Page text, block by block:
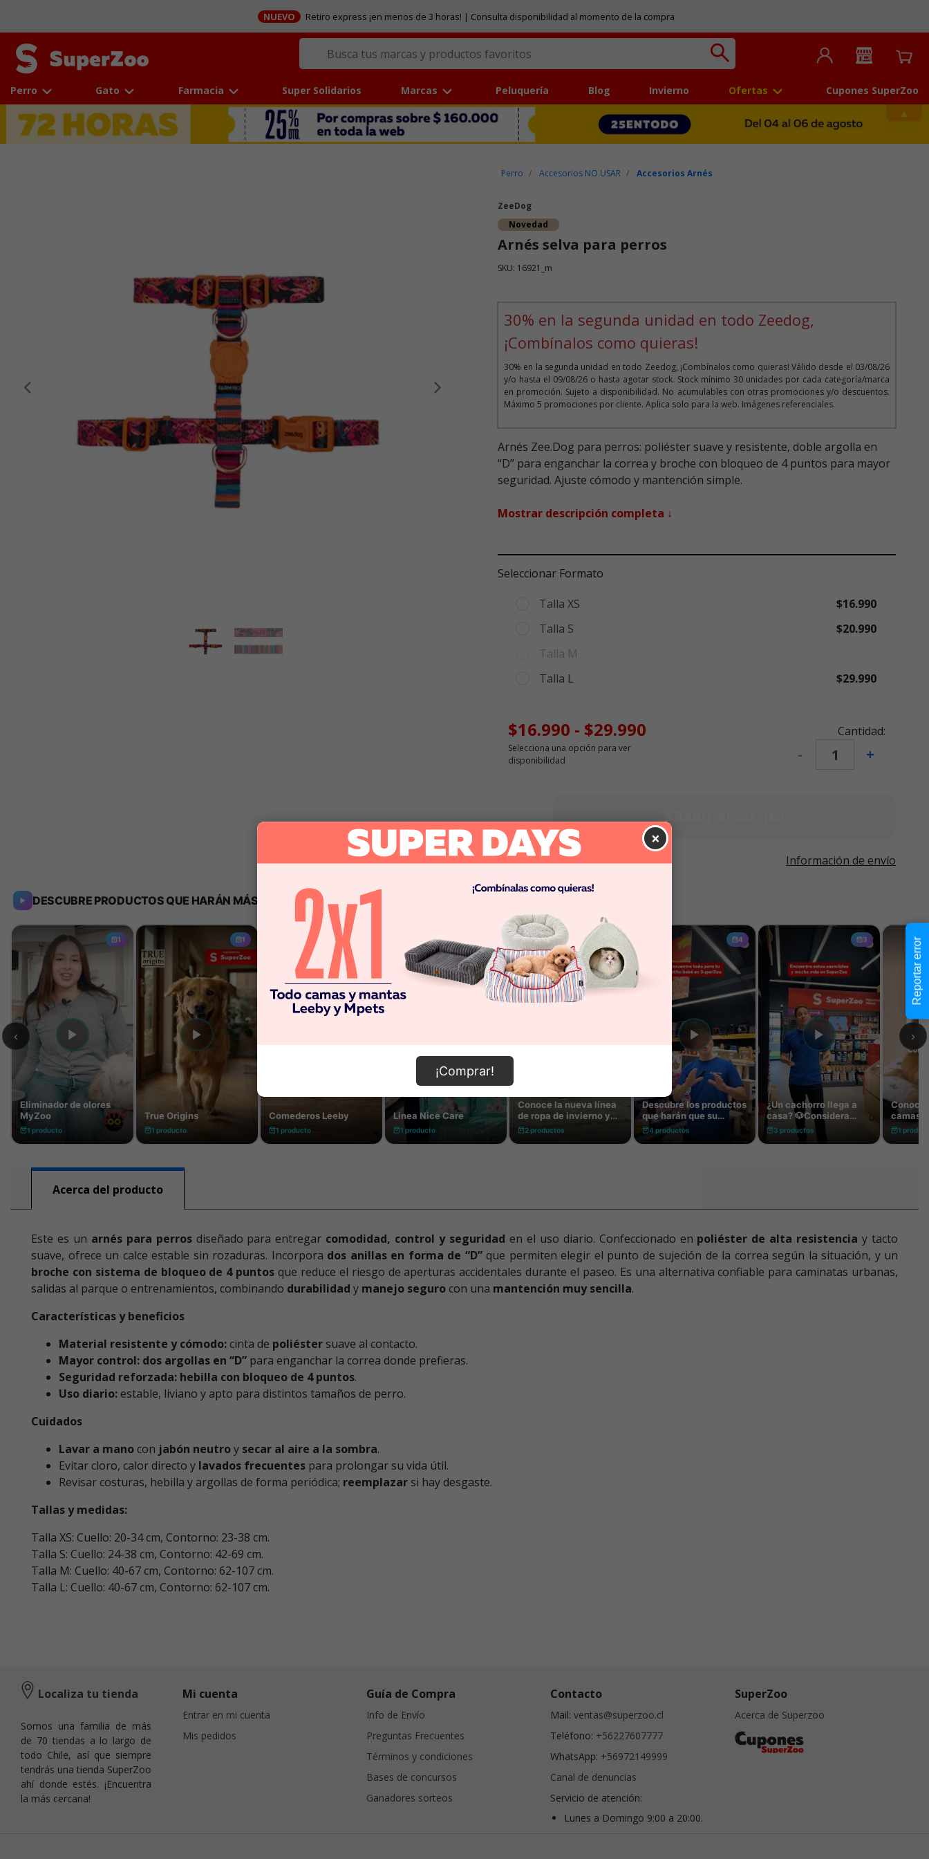
NUEVO Retiro express ¡en menos de 3 horas! | Consulta disponibilidad al momento de la compra
Perro Gato Farmacia Super Solidarios Marcas Peluquería Blog Invierno Ofertas Cupones SuperZoo
Anterior
Perro Accesorios NO USAR Accesorios Arnés
ZeeDog
Novedad
Arnés selva para perros
SKU: 16921_m
30% en la segunda unidad en todo Zeedog,
¡Combínalos como quieras!
30% en la segunda unidad en todo Zeedog, ¡Combínalos como quieras! Válido desde el 03/08/26
y/o hasta el 09/08/26 o hasta agotar stock. Stock mínimo 30 unidades por cada categoría/marca
en promoción. Sujeto a disponibilidad. No acumulables con otras promociones y/o descuentos.
Máximo 5 promociones por cliente. Aplica solo para la web. Imágenes referenciales.
Arnés Zee.Dog para perros: poliéster suave y resistente, doble argolla en
“D” para enganchar la correa y broche con bloqueo de 4 puntos para mayor
seguridad. Ajuste cómodo y mantención simple.
Mostrar descripción completa ↓
Seleccionar Formato
Talla XS
$16.990
Talla S
$20.990
Talla M
Talla L
$29.990
Cantidad:
- +
$16.990 - $29.990
Selecciona una opción para ver
disponibilidad
Información de envío
Acerca del producto
Este es un arnés para perrosdiseñado para entregar comodidad, control y seguridad en el uso diario. Confeccionado en poliéster de alta resistencia y tacto
suave, ofrece un calce estable sin rozaduras. Incorpora dos anillas en forma de “D”que permiten elegir el punto de sujeción de la correa según la situación, y un
broche con sistema de bloqueo de 4 puntos que reduce el riesgo de aperturas accidentales durante el paseo. Es una alternativa confiable para caminatas urbanas,
salidas al parque o entrenamientos, combinando durabilidad y manejo seguro con una mantención muy sencilla.
Características y beneficios
Material resistente y cómodo: cinta de poliéster suave al contacto.
Mayor control: dos argollas en “D” para enganchar la correa donde prefieras.
Seguridad reforzada: hebilla con bloqueo de 4 puntos.
Uso diario: estable, liviano y apto para distintos tamaños de perro.
Cuidados
Lavar a mano con jabón neutroy secar al aire a la sombra.
Evitar cloro, calor directo y lavados frecuentes para prolongar su vida útil.
Revisar costuras, hebilla y argollas de forma periódica; reemplazar si hay desgaste.
Tallas y medidas:
Talla XS: Cuello: 20-34 cm, Contorno: 23-38 cm.
Talla S: Cuello: 24-38 cm, Contorno: 42-69 cm.
Talla M: Cuello: 40-67 cm, Contorno: 62-107 cm.
Talla L: Cuello: 40-67 cm, Contorno: 62-107 cm.
×
¡Comprar!
Localiza tu tienda
Somos una familia de más
de 70 tiendas a lo largo de
todo Chile, así que siempre
tendrás una tienda SuperZoo
ahí donde estés. ¡Encuentra
la más cercana!
Mi cuenta
Entrar en mi cuenta
Mis pedidos
Guía de Compra
Info de Envío
Preguntas Frecuentes
Términos y condiciones
Bases de concursos
Ganadores sorteos
Contacto
Mail: ventas@superzoo.cl
Teléfono: +56227607777
WhatsApp: +56972149999
Canal de denuncias
Servicio de atención:
Lunes a Domingo 9:00 a 20:00.
SuperZoo
Acerca de Superzoo
Reportar error